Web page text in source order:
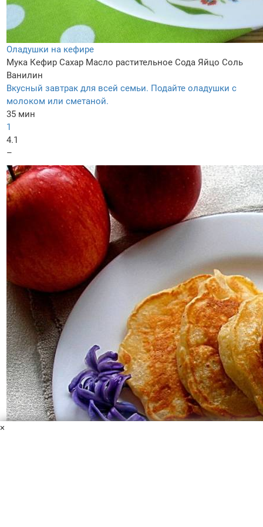
Оладушки на кефире
Мука Кефир Сахар Масло растительное Сода Яйцо Соль
Ванилин
Вкусный завтрак для всей семьи. Подайте оладушки с
молоком или сметаной.
35 мин
1
4.1
–
×